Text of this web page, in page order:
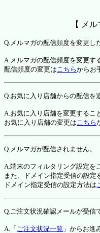
【 メ
Q.メルマガの配信頻度を変更し
A.メルマガの配信頻度を変更す
配信頻度の変更はこちらからお
Q.お気に入り店舗からの配信を
A.お気に入り店舗を変更するこ
お気に入り店舗の変更はこちら
Q.メルマガが配信されません。
A.端末のフィルタリング設定を
また、ドメイン指定受信の設定
ドメイン指定受信の設定方法は
Q.ご注文状況確認メールが受信
A.「 ご注文状況一覧 」からお進